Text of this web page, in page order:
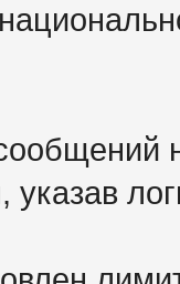
указав